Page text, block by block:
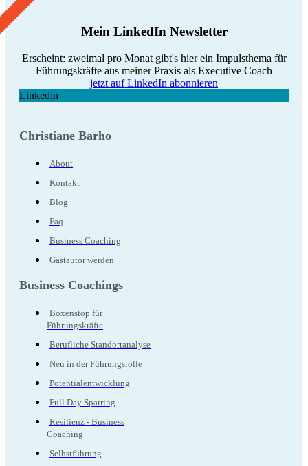
Mein LinkedIn Newsletter
Erscheint: zweimal pro Monat gibt's hier ein Impulsthema für
Führungskräfte aus meiner Praxis als Executive Coach
jetzt auf LinkedIn abonnieren
Linkedin
Christiane Barho
About
Kontakt
Blog
Faq
Business Coaching
Gastautor werden
Business Coachings
Boxenstop für
Führungskräfte
Berufliche Standortanalyse
Neu in der Führungsrolle
Potentialentwicklung
Full Day Sparring
Resilienz - Business
Coaching
Selbstführung